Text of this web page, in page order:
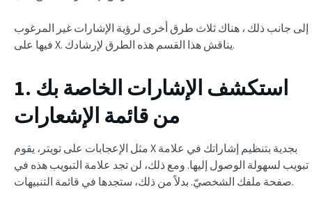
إلى جانب ذلك ، هناك ثلاث طرق أخرى لرؤية الإشارات غير المرغوب
فيها على X. يناقش هذا القسم هذه الطرق لإرشادك.
1. استكشف الإشارات الخاصة بك
من قائمة الإشعارات
مثل الإعجابات على تويتر، يقوم X بجدية بتنظيم إشاراتك في علامة
تبويب لسهولة الوصول إليها. ومع ذلك، لن تجد علامة التبويب هذه في
صفحة ملفك الشخصيّ. بدلاً من ذلك، ستجدها في قائمة التنبيهات.